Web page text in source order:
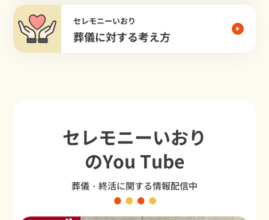
セレモニーいおり
葬儀に対する考え方
セレモニーいおり
のYou Tube
葬儀・終活に関する情報配信中